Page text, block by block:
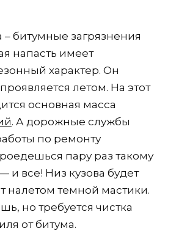
– битумные загрязнения
напасть имеет
характер. Он
летом. На этот
основная масса
. А дорожные службы
по ремонту
пару раз такому
и все! Низ кузова будет
налетом темной мастики.
но требуется чистка
от битума.